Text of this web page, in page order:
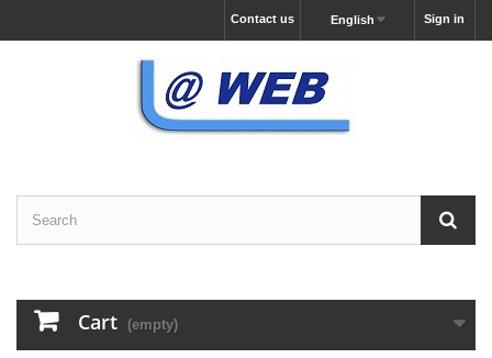
Sign in
English
Contact us
Cart (empty)